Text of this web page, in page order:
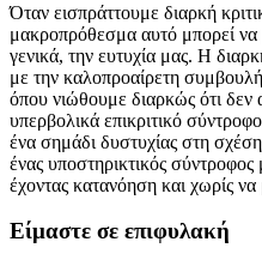
Όταν εισπράττουμε διαρκή
μακροπρόθεσμα αυτό μπορεί να
γενικά, την ευτυχία μας. Η
με την καλοπροαίρετη
όπου νιώθουμε διαρκώς ότι δεν
υπερβολικά επικριτικό
ένα σημάδι δυστυχίας στη
ένας υποστηρικτικός
έχοντας κατανόηση και χωρίς να
Είμαστε σε επιφυλακή